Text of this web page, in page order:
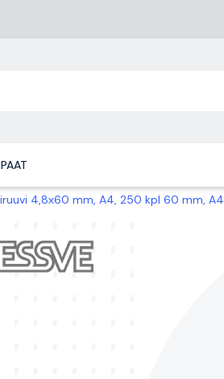
4,8x60 mm, A4, 250 kpl 60 mm, A4